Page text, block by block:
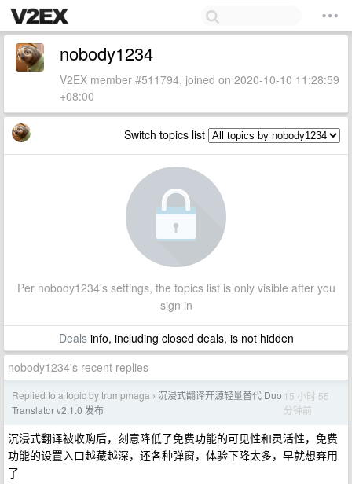
nobody1234
V2EX member #511794, joined on 2020-10-10 11:28:59
+08:00
Switch topics list
Per nobody1234's settings, the topics list is only visible after you
sign in
Dealsinfo, including closed deals, is not hidden
nobody1234's recent replies
Replied to a topic by trumpmaga › 沉浸式翻译开源轻量替代 Duo
Translator v2.1.0 发布
15 小时 55
分钟前
沉浸式翻译被收购后，刻意降低了免费功能的可见性和灵活性，免费
功能的设置入口越藏越深，还各种弹窗，体验下降太多，早就想弃用
了